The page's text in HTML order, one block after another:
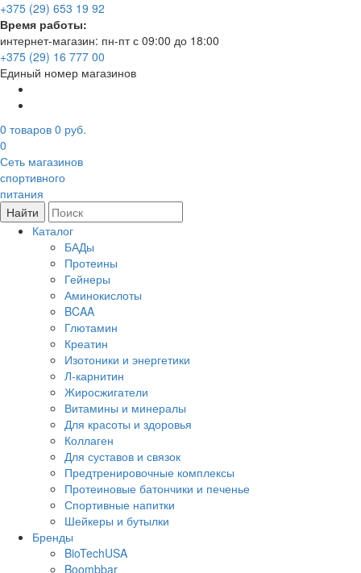
+375 (29) 653 19 92
Время работы:
интернет-магазин: пн-пт с 09:00 до 18:00
+375 (29) 16 777 00
Единый номер магазинов
0 товаров 0 руб.
0
Сеть магазинов
спортивного
питания
Найти
Каталог
БАДы
Протеины
Гейнеры
Аминокислоты
BCAA
Глютамин
Креатин
Изотоники и энергетики
Л-карнитин
Жиросжигатели
Витамины и минералы
Для красоты и здоровья
Коллаген
Для суставов и связок
Предтренировочные комплексы
Протеиновые батончики и печенье
Спортивные напитки
Шейкеры и бутылки
Бренды
BioTechUSA
Boombbar